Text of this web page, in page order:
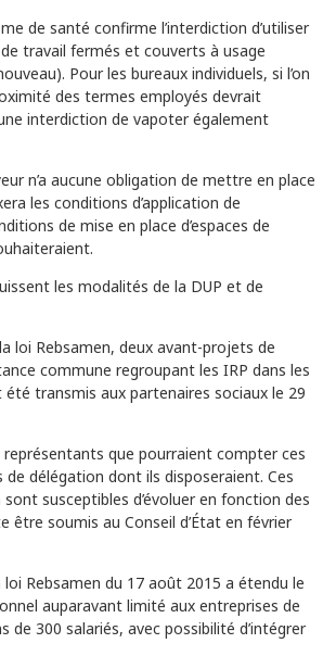
de santé confirme l’interdiction d’utiliser
travail fermés et couverts à usage
Pour les bureaux individuels, si l’on
des termes employés devrait
interdiction de vapoter également
n’a aucune obligation de mettre en place
les conditions d’application de
de mise en place d’espaces de
les modalités de la DUP et de
loi Rebsamen, deux avant-projets de
commune regroupant les IRP dans les
transmis aux partenaires sociaux le 29
que pourraient compter ces
de délégation dont ils disposeraient. Ces
susceptibles d’évoluer en fonction des
soumis au Conseil d’État en février
Rebsamen du 17 août 2015 a étendu le
auparavant limité aux entreprises de
de 300 salariés, avec possibilité d’intégrer